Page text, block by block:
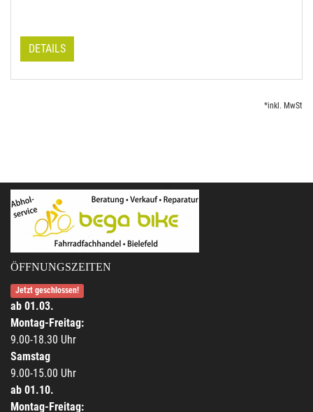
DETAILS
*inkl. MwSt
ÖFFNUNGSZEITEN
Jetzt geschlossen!
ab 01.03.
Montag-Freitag:
9.00-18.30 Uhr
Samstag
9.00-15.00 Uhr
ab 01.10.
Montag-Freitag: